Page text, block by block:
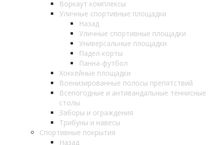
Воркаут комплексы
Уличные спортивные площадки
Назад
Уличные спортивные площадки
Универсальные площадки
Падел-корты
Панна-футбол
Хоккейные площадки
Военизированные полосы препятствий
Всепогодные и антивандальные теннисные
столы
Заборы и ограждения
Трибуны и навесы
Спортивные покрытия
Назад